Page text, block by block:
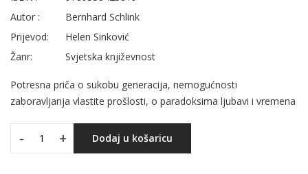
Autor :
Bernhard Schlink
Prijevod:
Helen Sinković
Žanr:
Svjetska književnost
Potresna priča o sukobu generacija, nemogućnosti
zaboravljanja vlastite prošlosti, o paradoksima ljubavi i vremena
- + Dodaj u košaricu